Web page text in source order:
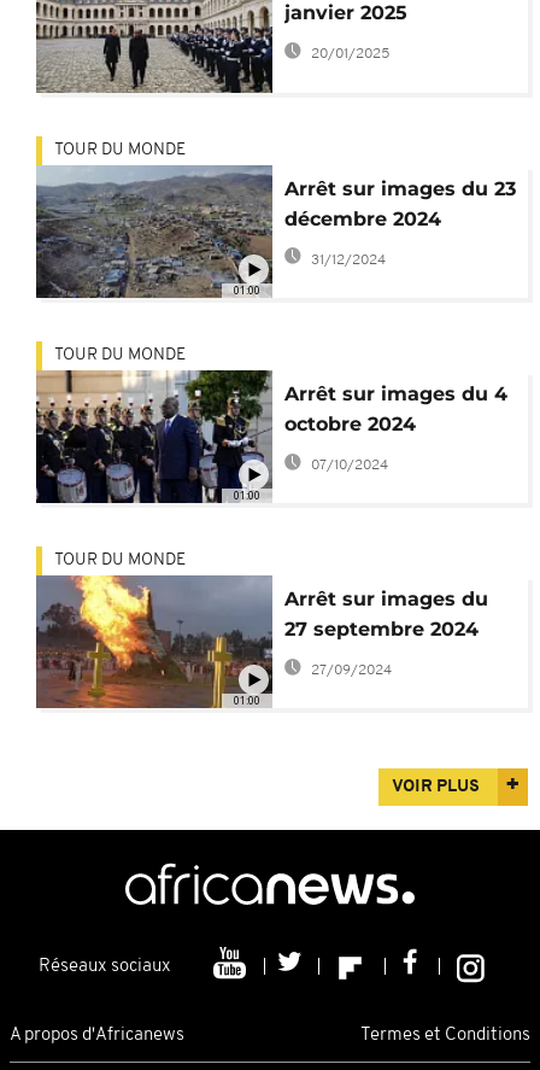
janvier 2025
20/01/2025
01:00
TOUR DU MONDE
Arrêt sur images du 23
décembre 2024
31/12/2024
01:00
TOUR DU MONDE
Arrêt sur images du 4
octobre 2024
07/10/2024
01:00
TOUR DU MONDE
Arrêt sur images du
27 septembre 2024
27/09/2024
VOIR PLUS
Réseaux sociaux
A propos d'Africanews Termes et Conditions